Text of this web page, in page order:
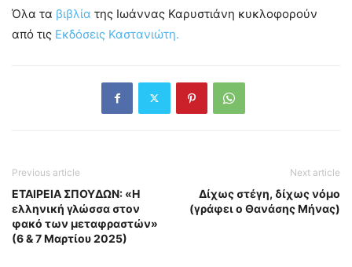
Όλα τα βιβλία της Ιωάννας Καρυστιάνη κυκλοφορούν
από τις Εκδόσεις Καστανιώτη.
Previous article
ΕΤΑΙΡΕΙΑ ΣΠΟΥΔΩΝ: «Η
ελληνική γλώσσα στον
φακό των μεταφραστών»
(6 & 7 Μαρτίου 2025)
Next article
Δίχως στέγη, δίχως νόμο
(γράφει ο Θανάσης Μήνας)